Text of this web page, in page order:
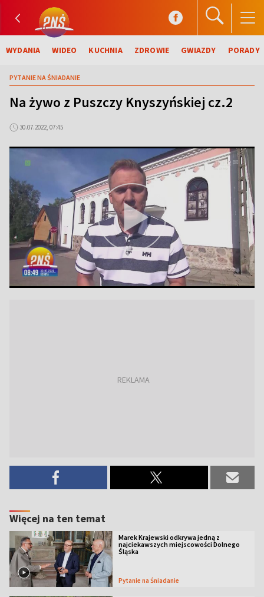
WYDANIA WIDEO KUCHNIA ZDROWIE GWIAZDY PORADY
PYTANIE NA ŚNIADANIE
Na żywo z Puszczy Knyszyńskiej cz.2
30.07.2022, 07:45
Więcej na ten temat
Marek Krajewski odkrywa jedną z
najciekawszych miejscowości Dolnego
Śląska
Pytanie na Śniadanie